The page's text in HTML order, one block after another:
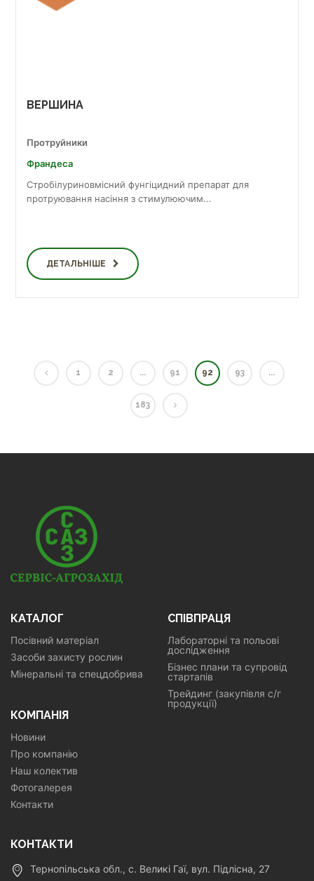
ВЕРШИНА
Протруйники
Франдеса
Стробілуриновмісний фунгіцидний препарат для
протруювання насіння з стимулюючим...
ДЕТАЛЬНІШЕ
1 2 ... 91 92 93 ...
183
КАТАЛОГ
Посівний матеріал
Засоби захисту рослин
Мінеральні та спецдобрива
СПІВПРАЦЯ
Лабораторні та польові
дослідження
Бізнес плани та супровід
стартапів
Трейдинг (закупівля с/г
продукції)
КОМПАНІЯ
Новини
Про компанію
Наш колектив
Фотогалерея
Контакти
КОНТАКТИ
Тернопільська обл., с. Великі Гаї, вул. Підлісна, 27